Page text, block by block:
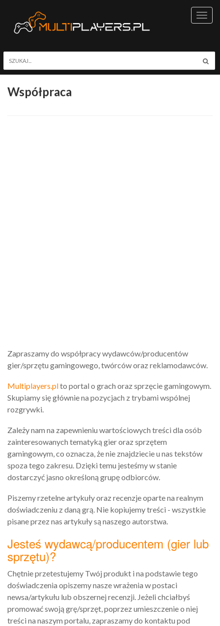
Współpraca
Zapraszamy do współpracy wydawców/producentów
gier/sprzętu gamingowego, twórców oraz reklamodawców.
Multiplayers.plto portal o grach oraz sprzęcie gamingowym.
Skupiamy się głównie na pozycjach z trybami wspólnej
rozgrywki.
Zależy nam na zapewnieniu wartościowych treści dla osób
zainteresowanych tematyką gier oraz sprzętem
gamingowym, co oznacza, że nie znajdziecie u nas tekstów
spoza tego zakresu. Dzięki temu jesteśmy w stanie
dostarczyć jasno określoną grupę odbiorców.
Piszemy rzetelne artykuły oraz recenzje oparte na realnym
doświadczeniu z daną grą. Nie kopiujemy treści - wszystkie
pisane przez nas artykuły są naszego autorstwa.
Jesteś wydawcą/producentem (gier lub
sprzętu)?
Chętnie przetestujemy Twój produkt i na podstawie tego
doświadczenia opiszemy nasze wrażenia w postaci
newsa/artykułu lub obszernej recenzji. Jeżeli chciałbyś
promować swoją grę/sprzęt, poprzez umieszczenie o niej
treści na naszym portalu, zapraszamy do kontaktu pod